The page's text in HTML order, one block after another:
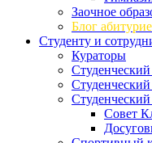
Заочное
Блог
Студенту и
Кураторы
Совет